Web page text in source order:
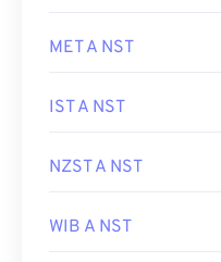
MET A NST
IST A NST
NZST A NST
WIB A NST